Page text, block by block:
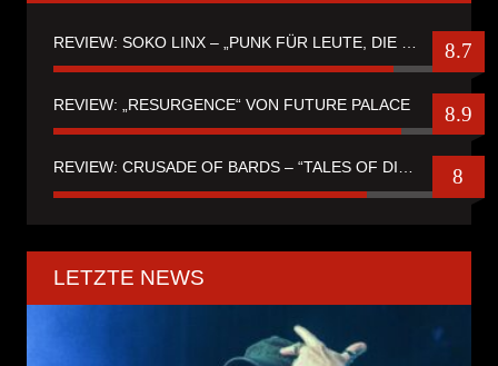
8.7
REVIEW: „RESURGENCE“ VON FUTURE PALACE 8.9
REVIEW: CRUSADE OF BARDS – “TALES OF DISTANT WORLDS“ 8
LETZTE NEWS